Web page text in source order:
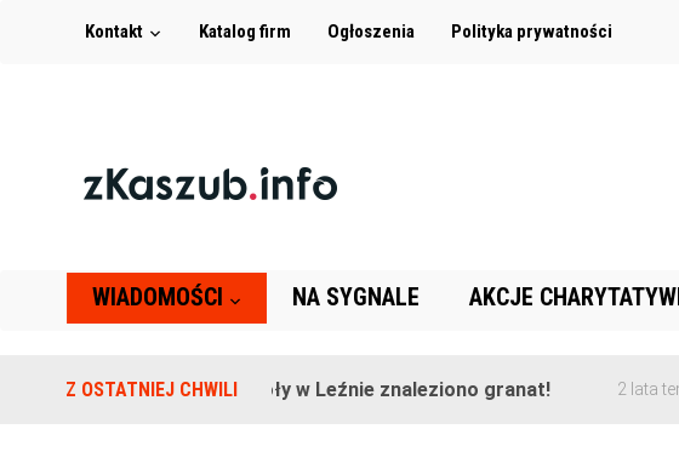
Kontakt Katalog firm Ogłoszenia Polityka prywatności
WIADOMOŚCI NA SYGNALE AKCJE
Z OSTATNIEJ CHWILI
Na terenie szkoły w Leźnie znaleziono granat! 2 lata temu